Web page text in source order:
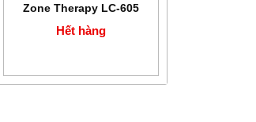
Zone Therapy LC-605
Hết hàng